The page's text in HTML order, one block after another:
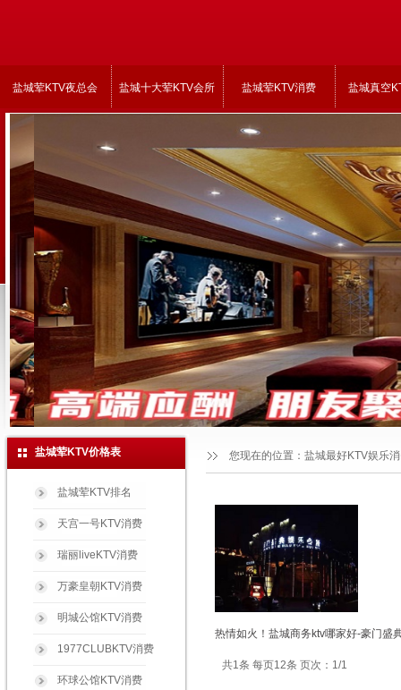
盐城荤KTV夜总会 盐城十大荤KTV会所 盐城荤KTV消费 盐城真空
盐城荤KTV价格表
盐城荤KTV排名
天宫一号KTV消费
瑞丽liveKTV消费
万豪皇朝KTV消费
明城公馆KTV消费
1977CLUBKTV消费
环球公馆KTV消费
热情如火！盐城商务ktv哪家好-豪门盛
共1条 每页12条 页次：1/1
您现在的位置： 盐城最好KTV娱乐